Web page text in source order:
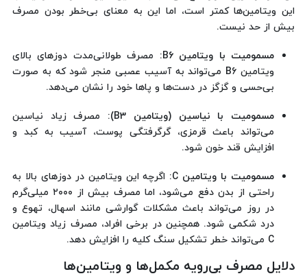
این ویتامین‌ها کمتر است، اما این به معنای بی‌خطر بودن مصرف
بیش از حد نیست.
مسمومیت با ویتامین B6
: مصرف طولانی‌مدت دوزهای بالای
ویتامین B6 می‌تواند به آسیب عصبی منجر شود که به صورت
بی‌حسی و گزگز در دست‌ها و پاها خود را نشان می‌دهد.
مسمومیت با نیاسین (ویتامین B3)
: مصرف زیاد نیاسین
می‌تواند باعث قرمزی، گرگرفتگی پوست، آسیب به کبد و
افزایش قند خون شود.
مسمومیت با ویتامین C
: اگرچه این ویتامین در دوزهای بالا به
راحتی از بدن دفع می‌شود، اما مصرف بیش از ۲۰۰۰ میلی‌گرم
در روز می‌تواند باعث مشکلات گوارشی مانند اسهال، تهوع و
درد شکمی شود. همچنین در برخی افراد، مصرف زیاد ویتامین
C می‌تواند خطر تشکیل سنگ کلیه را افزایش دهد.
دلایل مصرف بی‌رویه مکمل‌ها و ویتامین‌ها